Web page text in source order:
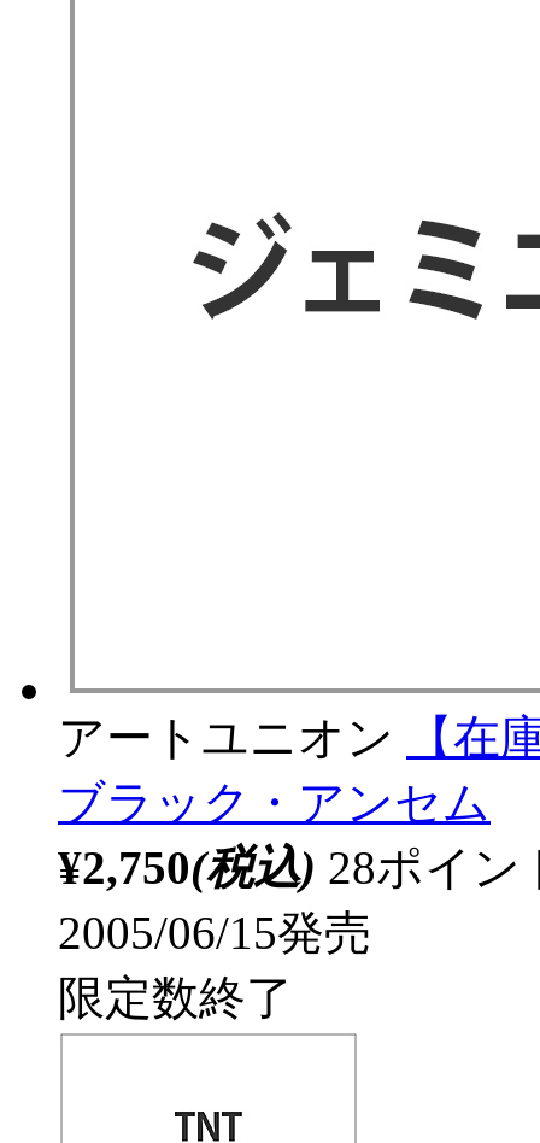
アートユニオン
【在
ブラック・アンセム
¥2,750(税込) 28ポイ
2005/06/15発売
限定数終了